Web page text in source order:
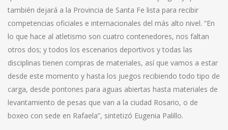
también dejará a la Provincia de Santa Fe lista para recibir
competencias oficiales e internacionales del más alto nivel. “En
lo que hace al atletismo son cuatro contenedores, nos faltan
otros dos; y todos los escenarios deportivos y todas las
disciplinas tienen compras de materiales, así que vamos a estar
desde este momento y hasta los juegos recibiendo todo tipo de
carga, desde pontones para aguas abiertas hasta materiales de
levantamiento de pesas que van a la ciudad Rosario, o de
boxeo con sede en Rafaela”, sintetizó Eugenia Palillo.